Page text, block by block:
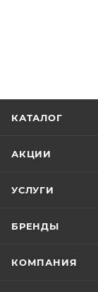
КАТАЛОГ
АКЦИИ
УСЛУГИ
БРЕНДЫ
КОМПАНИЯ